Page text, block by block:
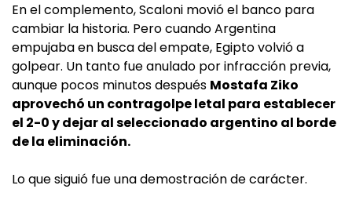
En el complemento, Scaloni movió el banco para
cambiar la historia. Pero cuando Argentina
empujaba en busca del empate, Egipto volvió a
golpear. Un tanto fue anulado por infracción previa,
aunque pocos minutos después Mostafa Ziko
aprovechó un contragolpe letal para establecer
el 2-0 y dejar al seleccionado argentino al borde
de la eliminación.
Lo que siguió fue una demostración de carácter.